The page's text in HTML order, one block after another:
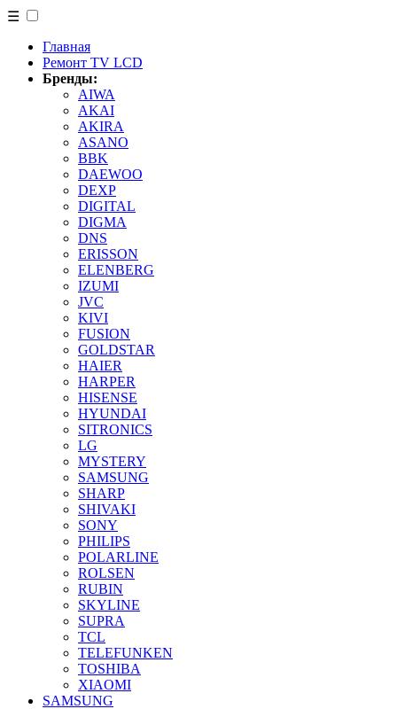
☰
Главная
Ремонт TV LCD
Бренды:
AIWA
AKAI
AKIRA
ASANO
BBK
DAEWOO
DEXP
DIGITAL
DIGMA
DNS
ERISSON
ELENBERG
IZUMI
JVC
KIVI
FUSION
GOLDSTAR
HAIER
HARPER
HISENSE
HYUNDAI
SITRONICS
LG
MYSTERY
SAMSUNG
SHARP
SHIVAKI
SONY
PHILIPS
POLARLINE
ROLSEN
RUBIN
SKYLINE
SUPRA
TCL
TELEFUNKEN
TOSHIBA
XIAOMI
SAMSUNG